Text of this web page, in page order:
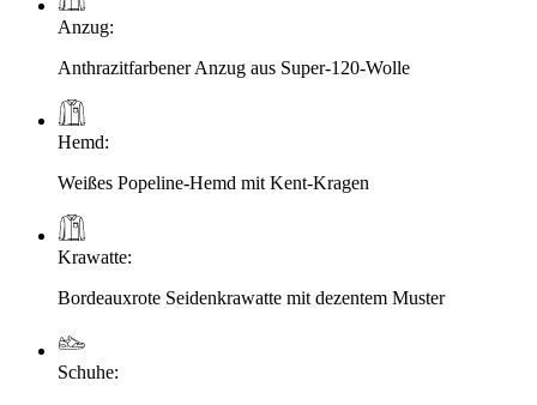
Anzug:
Anthrazitfarbener Anzug aus Super-120-Wolle
Hemd:
Weißes Popeline-Hemd mit Kent-Kragen
Krawatte:
Bordeauxrote Seidenkrawatte mit dezentem Muster
Schuhe: